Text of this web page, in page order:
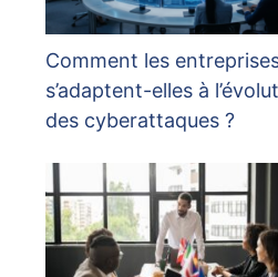
Comment les
s’adaptent-elles à
des cyberattaques ?